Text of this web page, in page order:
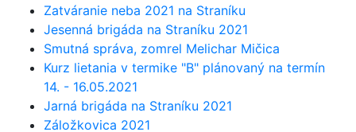
Zatváranie neba 2021 na Straníku
Jesenná brigáda na Straníku 2021
Smutná správa, zomrel Melichar Mičica
Kurz lietania v termike "B" plánovaný na termín
14. - 16.05.2021
Jarná brigáda na Straníku 2021
Záložkovica 2021